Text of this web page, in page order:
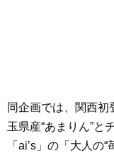
同企画では、関西
玉県産“あまりん”と
「ai’s」の「大人の